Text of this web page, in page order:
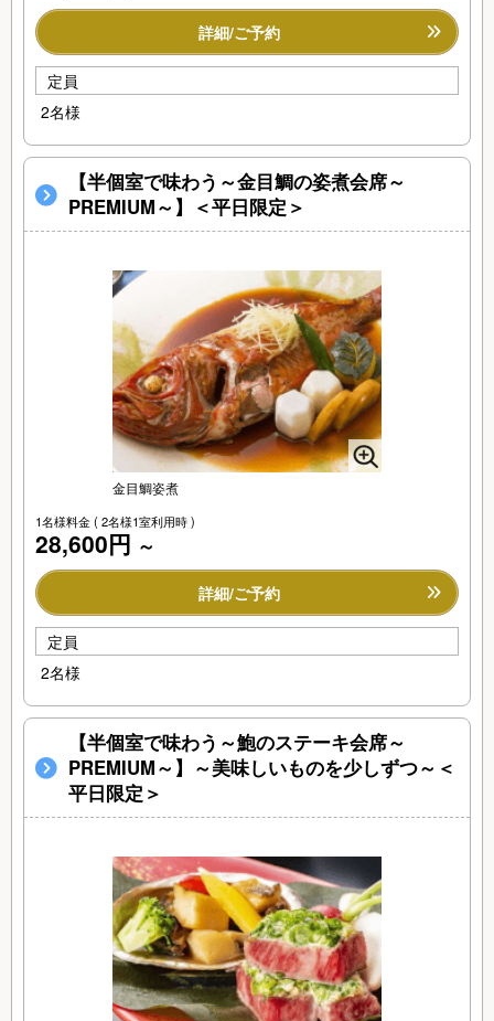
詳細/ご予約
定員
2名様
【半個室で味わう～金目鯛の姿煮会席～
PREMIUM～】＜平日限定＞
金目鯛姿煮
1名様料金( 2名様1室利用時 )
28,600円 ～
詳細/ご予約
定員
2名様
【半個室で味わう～鮑のステーキ会席～
PREMIUM～】～美味しいものを少しずつ～＜
平日限定＞